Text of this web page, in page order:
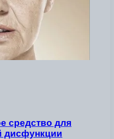
средство для
дисфункции